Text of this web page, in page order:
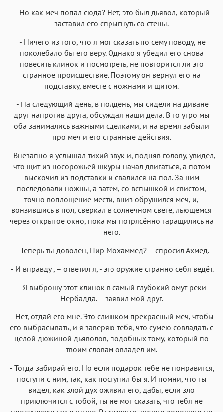
- Но как меч попал сюда? Нет, это был дьявол, который
заставил его спрыгнуть со стены.
- Ничего из того, что я мог сказать по сему поводу, не
поколебало бы его веру. Однако я убедил его снова
повесить клинок и посмотреть, не повторится ли это
странное происшествие. Поэтому он вернул его на
подставку, вместе с ножнами и щитом.
- На следующий день, в полдень, мы сидели на диване
друг напротив друга, обсуждая наши дела. В то утро мы
оба занимались важными сделками, и на время забыли
про меч и его странные действия.
- Внезапно я услышал тихий звук и, подняв голову, увидел,
что щит из носорожьей шкуры начал двигаться, а потом
выскочил из подставки и свалился на пол. За ним
последовали ножны, а затем, со вспышкой и свистом,
точно воплощение мести, вниз обрушился меч, и,
вонзившись в пол, сверкал в солнечном свете, льющемся
через открытое окно, пока мы потрясённо таращились на
него.
- Теперь ты доволен, Пир Мохаммед? – спросил Ахмед.
- И вправду , – ответил я, - это оружие странно себя ведёт.
- Я выброшу этот клинок в самый глубокий омут реки
Нербадда. – заявил мой друг.
- Нет, отдай его мне. Это слишком прекрасный меч, чтобы
его выбрасывать, и я заверяю тебя, что сумею совладать с
целой дюжиной дьяволов, подобных тому, который по
твоим словам овладел им.
- Тогда забирай его. Но если подарок тебе не понравится,
поступи с ним, так, как поступил бы я. И помни, что ты
видел, как злой дух оживил его, дабы, если зло
приключится с тобой, ты не мог сказать, что тебя не